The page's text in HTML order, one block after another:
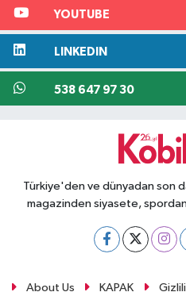
YOUTUBE
LINKEDIN
538 647 97 30
Türkiye'den ve dünyadan son
magazinden siyasete,
About Us KAPAK